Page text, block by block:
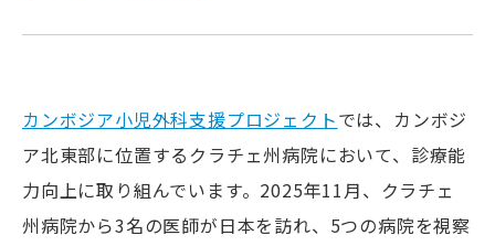
カンボジア小児外科支援プロジェクトでは、カンボジ
ア北東部に位置するクラチェ州病院において、診療能
力向上に取り組んでいます。2025年11月、クラチェ
州病院から3名の医師が日本を訪れ、5つの病院を視察